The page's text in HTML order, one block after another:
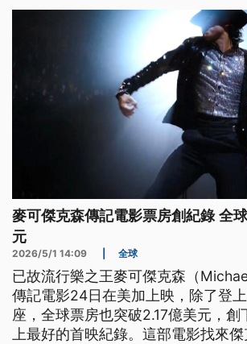
去。
麥可傑克森傳記電影票房創紀錄 全
元
2026/5/1 14:09 全球
已故流行樂之王麥可傑克森（
傳記電影24日在美加上映，除了登
座，全球票房也突破2.17億美元，創
上最好的首映紀錄。這部電影找來傑